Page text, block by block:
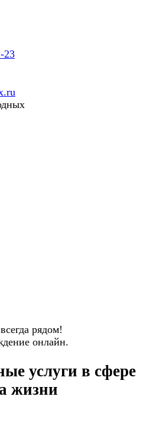
23
рядом!
онлайн.
услуги в сфере
жизни